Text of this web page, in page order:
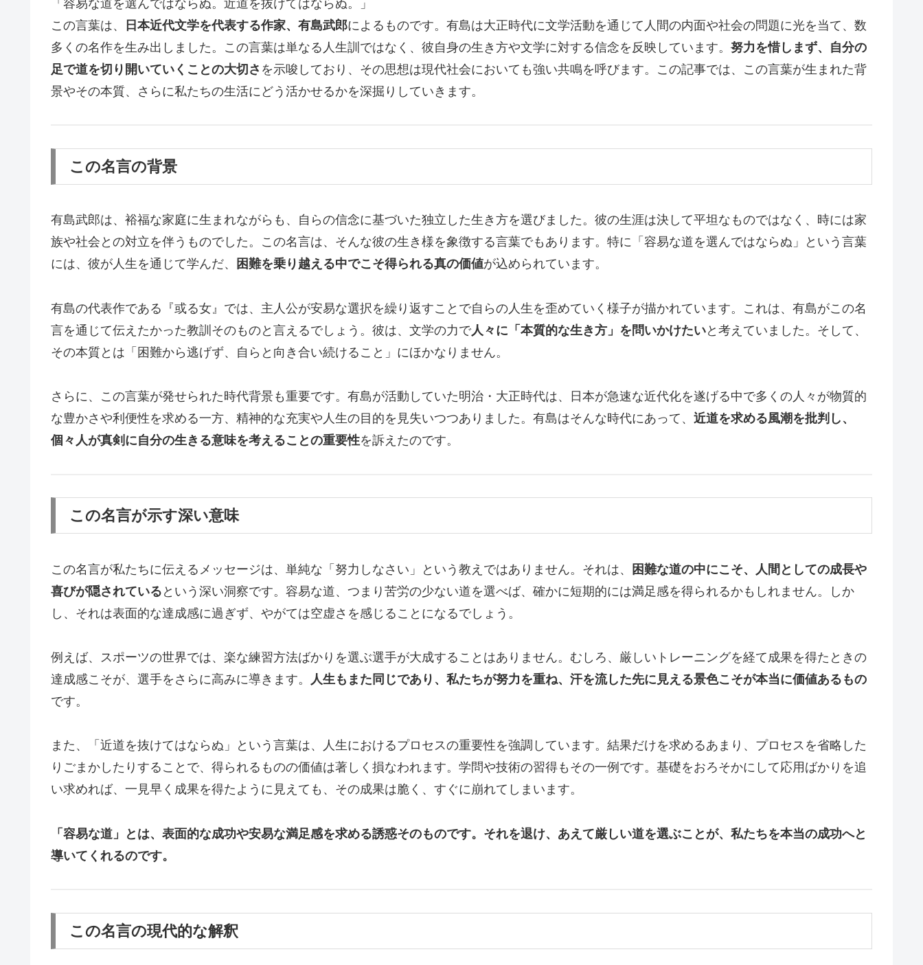
「容易な道を選んではならぬ。近道を抜けてはならぬ。」
この言葉は、
日本近代文学を代表する作家、有島武郎によるものです。有島は大正時代に文学活動を通じて人間の内面や社会の問題に光を当て、数
多くの名作を生み出しました。この言葉は単なる人生訓ではなく、彼自身の生き方や文学に対する信念を反映しています。努力を惜しまず、自分の
足で道を切り開いていくことの大切さ を示唆しており、その思想は現代社会においても強い共鳴を呼びます。この記事では、この言葉が生まれた背
景やその本質、さらに私たちの生活にどう活かせるかを深掘りしていきます。
この名言の背景
有島武郎は、裕福な家庭に生まれながらも、自らの信念に基づいた独立した生き方を選びました。彼の生涯は決して平坦なものではなく、時には家
族や社会との対立を伴うものでした。この名言は、そんな彼の生き様を象徴する言葉でもあります。特に「容易な道を選んではならぬ」という言葉
には、彼が人生を通じて学んだ、
困難を乗り越える中でこそ得られる真の価値が込められています。
有島の代表作である『或る女』では、主人公が安易な選択を繰り返すことで自らの人生を歪めていく様子が描かれています。これは、有島がこの名
言を通じて伝えたかった教訓そのものと言えるでしょう。彼は、文学の力で人々に「本質的な生き方」を問いかけたいと考えていました。そして、
その本質とは「困難から逃げず、自らと向き合い続けること」にほかなりません。
さらに、この言葉が発せられた時代背景も重要です。有島が活動していた明治・大正時代は、日本が急速な近代化を遂げる中で多くの人々が物質的
な豊かさや利便性を求める一方、精神的な充実や人生の目的を見失いつつありました。有島はそんな時代にあって、 近道を求める風潮を批判し、
個々人が真剣に自分の生きる意味を考えることの重要性を訴えたのです。
この名言が示す深い意味
この名言が私たちに伝えるメッセージは、単純な「努力しなさい」という教えではありません。それは、
困難な道の中にこそ、人間としての成長や
喜びが隠されている という深い洞察です。容易な道、つまり苦労の少ない道を選べば、確かに短期的には満足感を得られるかもしれません。しか
し、それは表面的な達成感に過ぎず、やがては空虚さを感じることになるでしょう。
例えば、スポーツの世界では、楽な練習方法ばかりを選ぶ選手が大成することはありません。むしろ、厳しいトレーニングを経て成果を得たときの
達成感こそが、選手をさらに高みに導きます。
人生もまた同じであり、私たちが努力を重ね、汗を流した先に見える景色こそが本当に価値あるもの
です。
また、「近道を抜けてはならぬ」という言葉は、人生におけるプロセスの重要性を強調しています。結果だけを求めるあまり、プロセスを省略した
りごまかしたりすることで、得られるものの価値は著しく損なわれます。学問や技術の習得もその一例です。基礎をおろそかにして応用ばかりを追
い求めれば、一見早く成果を得たように見えても、その成果は脆く、すぐに崩れてしまいます。
「容易な道」とは、表面的な成功や安易な満足感を求める誘惑そのものです。それを退け、あえて厳しい道を選ぶことが、私たちを本当の成功へと
導いてくれるのです。
この名言の現代的な解釈